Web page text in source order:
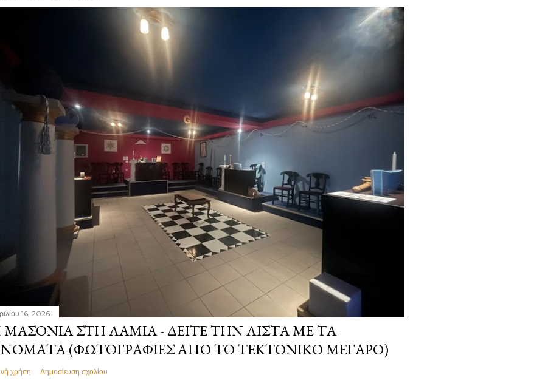
16, 2026
ΣΤΗ ΛΑΜΊΑ - ΔΕΊΤΕ ΤΗΝ ΛΊΣΤΑ ΜΕ ΤΑ
(ΦΩΤΟΓΡΑΦΊΕΣ ΑΠΌ ΤΟ ΤΕΚΤΟΝΙΚΌ ΜΈΓΑΡΟ)
χρήση Δημοσίευση σχολίου